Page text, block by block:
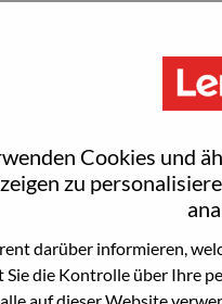
Cookies und
zu
darüber informieren,
Sie die Kontrolle über Ihre
what we do. We WOW our